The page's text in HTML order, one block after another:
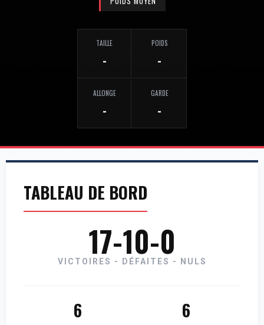
TAILLE
-
POIDS
-
ALLONGE
-
GARDE
-
TABLEAU DE BORD
17-10-0
VICTOIRES - DÉFAITES - NULS
6 6